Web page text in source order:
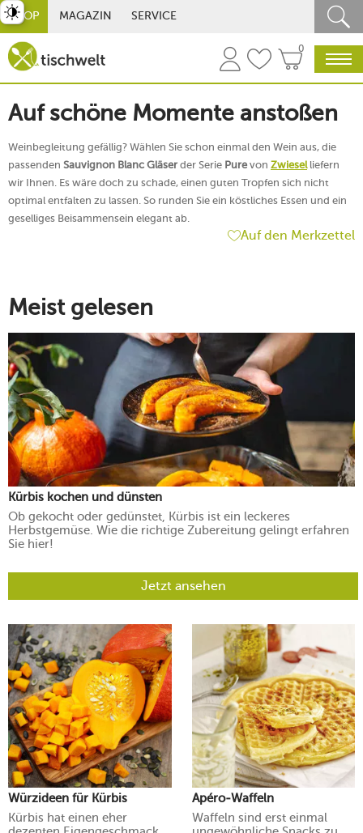
SHOP MAGAZIN SERVICE
0
Auf schöne Momente anstoßen
Weinbegleitung gefällig? Wählen Sie schon einmal den Wein aus, die
passenden Sauvignon Blanc Gläser der Serie Purevon Zwieselliefern
wir Ihnen. Es wäre doch zu schade, einen guten Tropfen sich nicht
optimal entfalten zu lassen. So runden Sie ein köstliches Essen und ein
geselliges Beisammensein elegant ab.
Auf den Merkzettel
Meist gelesen
Kürbis kochen und dünsten
Ob gekocht oder gedünstet, Kürbis ist ein leckeres
Herbstgemüse. Wie die richtige Zubereitung gelingt erfahren
Sie hier!
Jetzt ansehen
Würzideen für Kürbis
Kürbis hat einen eher
Apéro-Waffeln
Waffeln sind erst einmal
umschalten